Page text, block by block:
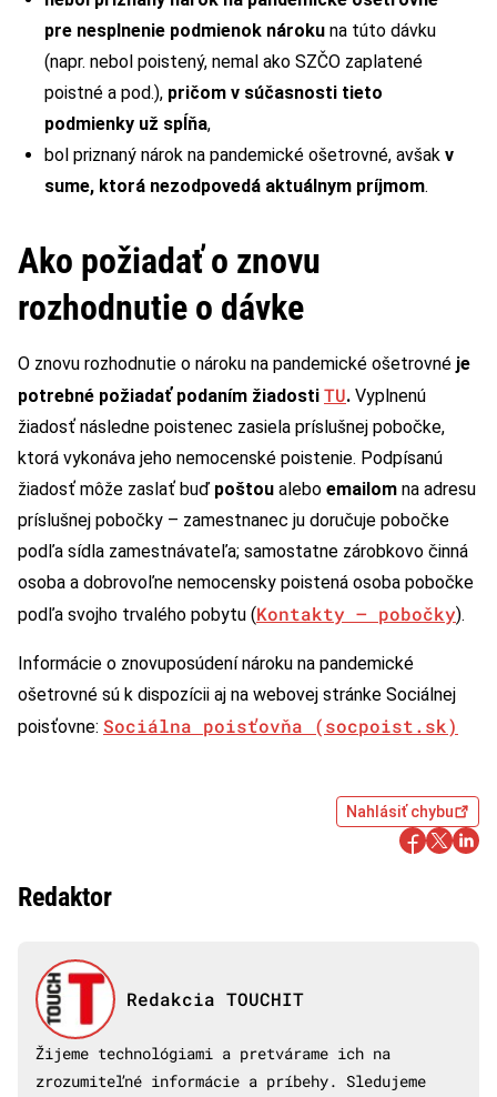
pre nesplnenie podmienok nároku na túto dávku
(napr. nebol poistený, nemal ako SZČO zaplatené
poistné a pod.), pričom v súčasnosti tieto
podmienky už spĺňa,
bol priznaný nárok na pandemické ošetrovné, avšak v
sume, ktorá nezodpovedá aktuálnym príjmom.
Ako požiadať o znovu
rozhodnutie o dávke
O znovu rozhodnutie o nároku na pandemické ošetrovné je
potrebné požiadať podaním žiadosti TU. Vyplnenú
žiadosť následne poistenec zasiela príslušnej pobočke,
ktorá vykonáva jeho nemocenské poistenie. Podpísanú
žiadosť môže zaslať buď poštou alebo emailom na adresu
príslušnej pobočky – zamestnanec ju doručuje pobočke
podľa sídla zamestnávateľa; samostatne zárobkovo činná
osoba a dobrovoľne nemocensky poistená osoba pobočke
podľa svojho trvalého pobytu (Kontakty – pobočky).
Informácie o znovuposúdení nároku na pandemické
ošetrovné sú k dispozícii aj na webovej stránke Sociálnej
poisťovne: Sociálna poisťovňa (socpoist.sk)
Nahlásiť chybu
Redaktor
Redakcia TOUCHIT
Žijeme technológiami a pretvárame ich na
zrozumiteľné informácie a príbehy. Sledujeme